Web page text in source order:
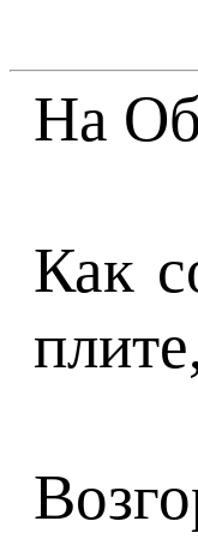
На
Как